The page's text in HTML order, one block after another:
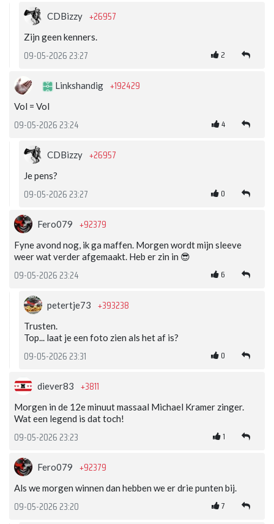
CDBizzy +26957
Zijn geen kenners.
09-05-2026 23:27 2
Linkshandig +192429
Vol = Vol
09-05-2026 23:24 4
CDBizzy +26957
Je pens?
09-05-2026 23:27 0
Fero079 +92379
Fyne avond nog, ik ga maffen. Morgen wordt mijn sleeve
weer wat verder afgemaakt. Heb er zin in 😎
09-05-2026 23:24 6
petertje73 +393238
Trusten.
Top... laat je een foto zien als het af is?
09-05-2026 23:31 0
diever83 +3811
Morgen in de 12e minuut massaal Michael Kramer zinger.
Wat een legend is dat toch!
09-05-2026 23:23 1
Fero079 +92379
Als we morgen winnen dan hebben we er drie punten bij.
09-05-2026 23:20 7